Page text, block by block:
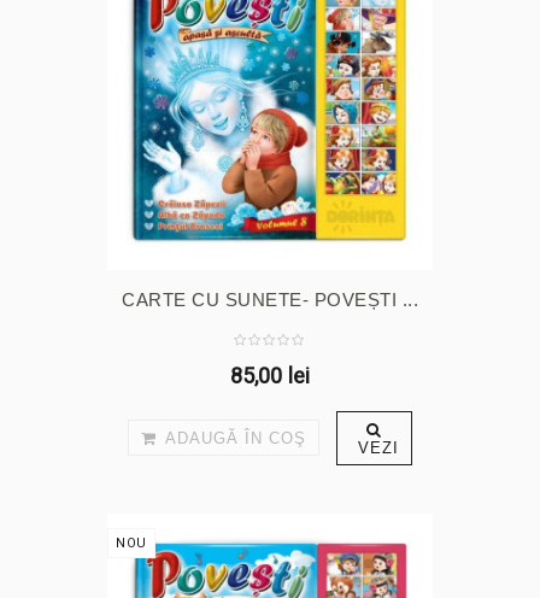
CARTE CU SUNETE- POVEȘTI ...
85,00 lei
ADAUGĂ ÎN COŞ VEZI
NOU